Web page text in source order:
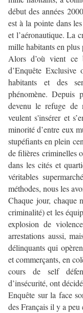
début des années
est à la pointe dans
et l’aéronautique. La
mille habitants en plus
Alors d’où vient ce
d’Enquête Exclusive
habitants et des
phénomène. Depuis
devenu le refuge de
veulent s'insérer et
minorité d’entre eux
stupéfiants en plein
de filières criminelles
dans les cités et
véritables
méthodes, nous les
Chaque jour, chaque
criminalité) et les
explosion de
arrestations aussi,
délinquants qui
et commerçants, en
cours de self
d’insécurité, ont
Enquête sur la face
des Français il y a